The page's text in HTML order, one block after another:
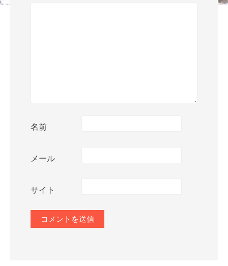
名前
メール
サイト